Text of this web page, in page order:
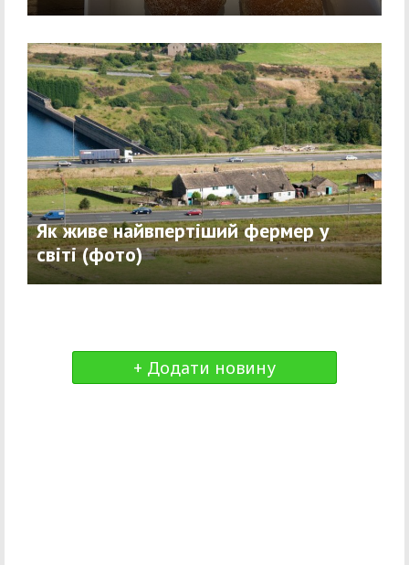
Як живе найвпертіший фермер у
світі (фото)
+ Додати новину